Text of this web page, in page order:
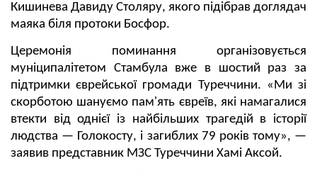
Кишинева Давиду Столяру, якого підібрав доглядач
маяка біля протоки Босфор.
Церемонія поминання організовується
муніципалітетом Стамбула вже в шостий раз за
підтримки єврейської громади Туреччини. «Ми зі
скорботою шануємо пам'ять євреїв, які намагалися
втекти від однієї із найбільших трагедій в історії
людства — Голокосту, і загиблих 79 років тому», —
заявив представник МЗС Туреччини Хамі Аксой.